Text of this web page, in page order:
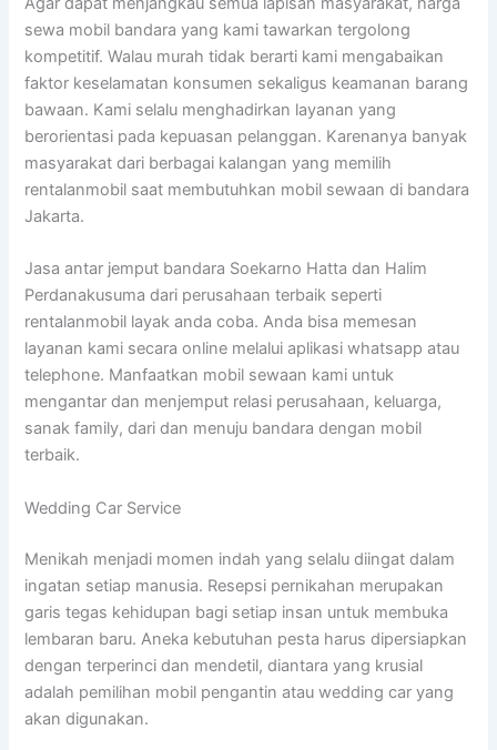
sewa mobil bandara yang kami tawarkan tergolong
kompetitif. Walau murah tidak berarti kami mengabaikan
faktor keselamatan konsumen sekaligus keamanan barang
bawaan. Kami selalu menghadirkan layanan yang
berorientasi pada kepuasan pelanggan. Karenanya banyak
masyarakat dari berbagai kalangan yang memilih
rentalanmobil saat membutuhkan mobil sewaan di bandara
Jakarta.
Jasa antar jemput bandara Soekarno Hatta dan Halim
Perdanakusuma dari perusahaan terbaik seperti
rentalanmobil layak anda coba. Anda bisa memesan
layanan kami secara online melalui aplikasi whatsapp atau
telephone. Manfaatkan mobil sewaan kami untuk
mengantar dan menjemput relasi perusahaan, keluarga,
sanak family, dari dan menuju bandara dengan mobil
terbaik.
Wedding Car Service
Menikah menjadi momen indah yang selalu diingat dalam
ingatan setiap manusia. Resepsi pernikahan merupakan
garis tegas kehidupan bagi setiap insan untuk membuka
lembaran baru. Aneka kebutuhan pesta harus dipersiapkan
dengan terperinci dan mendetil, diantara yang krusial
adalah pemilihan mobil pengantin atau wedding car yang
akan digunakan.